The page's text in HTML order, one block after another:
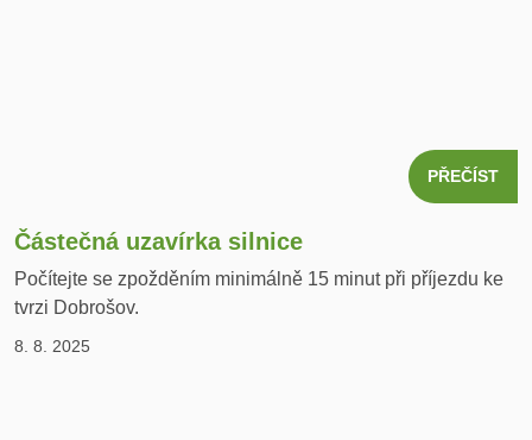
PŘEČÍST
Částečná uzavírka silnice
Počítejte se zpožděním minimálně 15 minut při příjezdu ke
tvrzi Dobrošov.
8. 8. 2025